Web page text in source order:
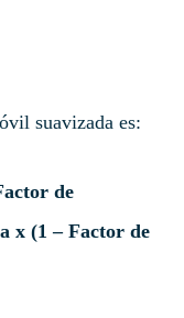
suavizada es:
de
x (1 – Factor de